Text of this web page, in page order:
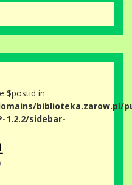
$postid in
biblioteka.zarow.pl/
1.2.2/sidebar-